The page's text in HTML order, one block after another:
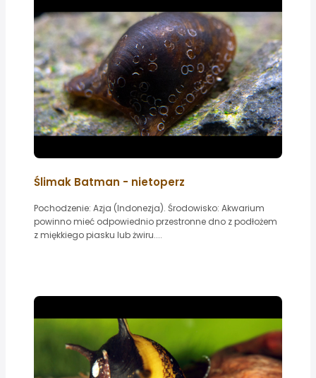
Ślimak Batman - nietoperz
Pochodzenie: Azja (Indonezja). Środowisko: Akwarium
powinno mieć odpowiednio przestronne dno z podłożem
z miękkiego piasku lub żwiru....